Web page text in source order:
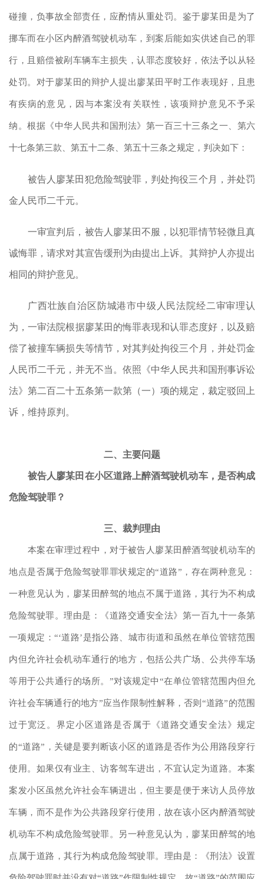
碰撞，负事故全部责任，应酌情从重处罚。鉴于廖某田是为了
挪车而在小区内醉酒驾驶机动车，到案后能如实供述自己的罪
行，且赔偿被剐车辆车主损失，认罪态度较好，依法予以从轻
处罚。对于廖某田的辩护人提出廖某田平时工作表现好，且患
有疾病的意见，因与本案没有关联性，该项辩护意见不予采
纳。根据《中华人民共和国刑法》第一百三十三条之一、第六
十七条第三款、第五十二条、第五十三条之规定，判决如下：
被告人廖某田犯危险驾驶罪，判处拘役三个月，并处罚
金人民币二千元。
一审宣判后，被告人廖某田不服，以犯罪情节轻微且真
诚悔罪，请求对其宣告缓刑为由提出上诉。其辩护人亦提出
相同的辩护意见。
广西壮族自治区防城港市中级人民法院经二审审理认
为，一审法院根据廖某田的悔罪表现和认罪态度好，以及赔
偿了被撞车辆损失等情节，对其判处拘役三个月，并处罚金
人民币二千元，并无不当。依照《中华人民共和国刑事诉讼
法》第二百二十五条第一款第（一）项的规定，裁定驳回上
诉，维持原判。
二、主要问题
被告人廖某田在小区道路上醉酒驾驶机动车，是否构成
危险驾驶罪？
三、裁判理由
本案在审理过程中，对于被告人廖某田醉酒驾驶机动车的
地点是否属于危险驾驶罪罪状规定的“道路”，存在两种意见：
一种意见认为，廖某田醉驾的地点不属于道路，其行为不构成
危险驾驶罪。理由是：《道路交通安全法》第一百九十一条第
一项规定：“‘道路’是指公路、城市街道和虽然在单位管辖范围
内但允许社会机动车通行的地方，包括公共广场、公共停车场
等用于公共通行的场所。”对该规定中“在单位管辖范围内但允
许社会车辆通行的地方”应当作限制性解释，否则“道路”的范围
过于宽泛。界定小区道路是否属于《道路交通安全法》规定
的“道路”，关键是要判断该小区的道路是否作为公用路段穿行
使用。如果仅有业主、访客驾车进出，不宜认定为道路。本案
案发小区虽然允许社会车辆进出，但主要是便于来访人员停放
车辆，而不是作为公共路段穿行使用，故在该小区内醉酒驾驶
机动车不构成危险驾驶罪。另一种意见认为，廖某田醉驾的地
点属于道路，其行为构成危险驾驶罪。理由是：《刑法》设置